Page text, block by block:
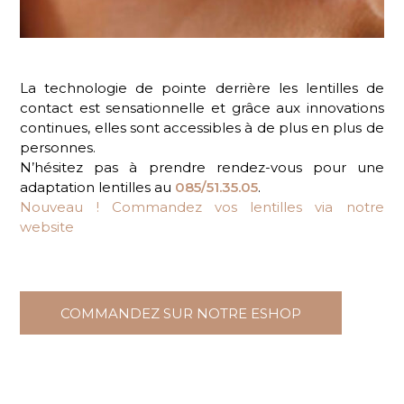
La technologie de pointe derrière les lentilles de
contact est sensationnelle et grâce aux innovations
continues, elles sont accessibles à de plus en plus de
personnes.
N’hésitez pas à prendre rendez-vous pour une
adaptation lentilles au 085/51.35.05.
Nouveau ! Commandez vos lentilles via notre
website
COMMANDEZ SUR NOTRE ESHOP